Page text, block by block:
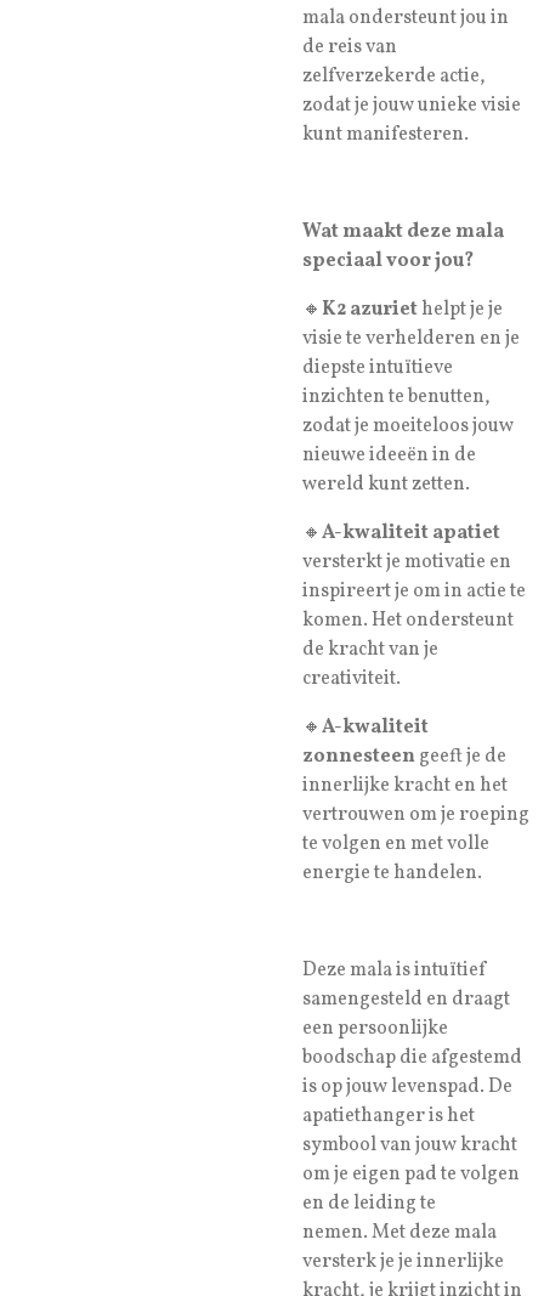
mala ondersteunt jou in
de reis van
zelfverzekerde actie,
zodat je jouw unieke visie
kunt manifesteren.
Wat maakt deze mala
speciaal voor jou?
🔸️ K2 azuriethelpt je je
visie te verhelderen en je
diepste intuïtieve
inzichten te benutten,
zodat je moeiteloos jouw
nieuwe ideeën in de
wereld kunt zetten.
🔸️A-kwaliteit apatiet
versterkt je motivatie en
inspireert je om in actie te
komen. Het ondersteunt
de kracht van je
creativiteit.
🔸️A-kwaliteit
zonnesteengeeft je de
innerlijke kracht en het
vertrouwen om je roeping
te volgen en met volle
energie te handelen.
Deze mala is intuïtief
samengesteld en draagt
een persoonlijke
boodschap die afgestemd
is op jouw levenspad. De
apatiethanger is het
symbool van jouw kracht
om je eigen pad te volgen
en de leiding te
nemen. Met deze mala
versterk je je innerlijke